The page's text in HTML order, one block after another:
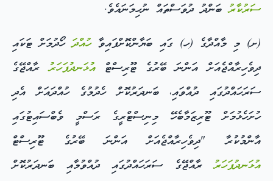
ސަރުކާރުބަންދު ދުވަސްތައް ނުހިމަނައެވެ.
(ށ) މި މާއްދާގެ (ހ) ގައި ބަޔާންކޮށްފައިވާހުއްދަހޯދުމަށް ޓަކައި
ދިވެހިރާއްޖެއަށް އަންނަ ބޭރުގެ ޓޫރިސްޓް އުޅަނދުފަހަރުރާއްޖޭގެ
ސަރަހައްދުގައި ދުއްވައި، ބަނދަރުކޮށް ހެދުމުގެ ހުއްދައަށް އެދި
ހުށަހެޅުމަށް ޓޫރިޒަމާބެހޭ މިނިސްޓްރީގެ ރަސްމީ ވެބްސައިޓުގައި
އާންމުކުރާ "ދިވެހިރާއްޖެއަށް އަންނަ ބޭރުގެ ޓޫރިސްޓް
އުޅަނދުފަހަރުރާއްޖޭގެ ސަރަހައްދުގައި ދުއްވުމާއި ބަނދަރުކޮށް